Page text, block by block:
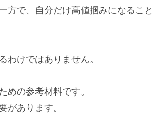
方で、自分だけ高値掴みになること
わけではありません。
めの参考材料です。
があります。